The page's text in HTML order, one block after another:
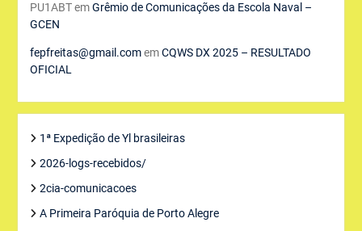
PU1ABTemGrêmio de Comunicações da Escola Naval –
GCEN
fepfreitas@gmail.comemCQWS DX 2025 – RESULTADO
OFICIAL
1ª Expedição de Yl brasileiras
2026-logs-recebidos/
2cia-comunicacoes
A Primeira Paróquia de Porto Alegre